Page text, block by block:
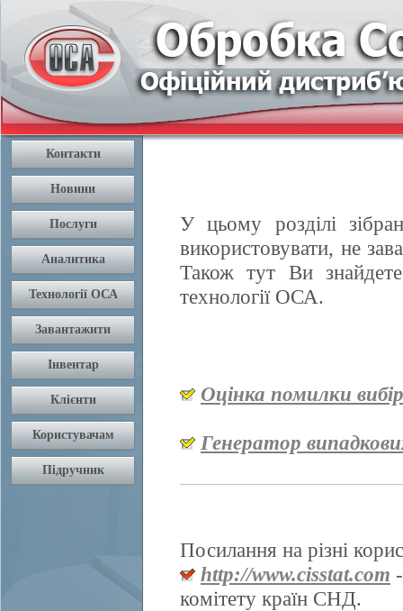
У цьому розділі
використовувати, не
Також тут Ви
технології ОСА.
Оцінка помилки
Генератор
Посилання на різні
http://www.cisstat.com
комітету країн СНД.